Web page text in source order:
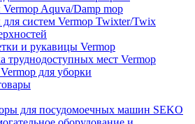
Aquva/Damp mop
систем Vermop Twixter/Twix
и рукавицы Vermop
труднодоступных мест Vermop
для уборки
для посудомоечных машин SEKO